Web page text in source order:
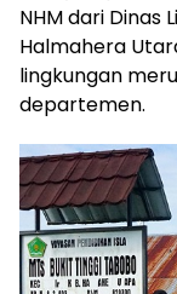
NHM dari Dinas
Halmahera
lingkungan
departemen.